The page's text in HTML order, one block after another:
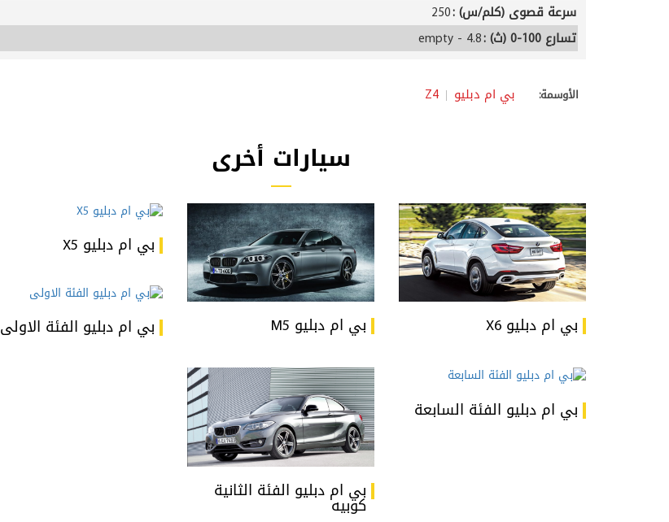
سرعة قصوى (كلم/س) :250
تسارع 100-0 (ث) :
empty - 4.8
الأوسمة: بي ام دبليو Z4
سيارات أخرى
بي ام دبليو X6 بي ام دبليو M5
بي ام دبليو X5
بي ام دبليو الفئة الاولى
بي ام دبليو الفئة السابعة
بي ام دبليو الفئة الثانية
كوبيه